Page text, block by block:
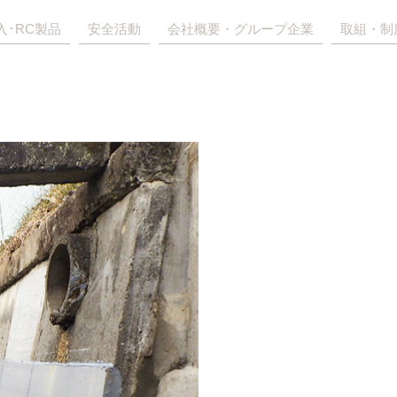
･RC製品 安全活動 会社概要・グループ企業 取組・制